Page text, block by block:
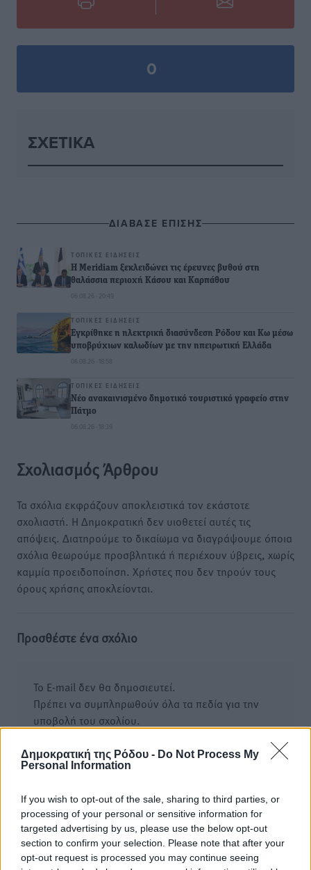
Δημοκρατική της Ρόδου - Do Not Process My
Personal Information
If you wish to opt-out of the sale, sharing to third parties, or
processing of your personal or sensitive information for
targeted advertising by us, please use the below opt-out
section to confirm your selection. Please note that after your
opt-out request is processed you may continue seeing
0
ΣΧΕΤΙΚΆ
ΔΙΑΒΑΣΕ ΕΠΙΣΗΣ
ΤΟΠΙΚΈΣ ΕΙΔΉΣΕΙΣ
Η Meridiam ξεκλειδώνει τις έρευνες βυθού στη
θαλάσσια περιοχή Κάσου και Καρπάθου
06.08.26 · 20:49
ΤΟΠΙΚΈΣ ΕΙΔΉΣΕΙΣ
Εγκρίθηκε η ηλεκτρική διασύνδεση Ρόδου και Κω μέσω
υποβρύχιων καλωδίων με την ηπειρωτική Ελλάδα
06.08.26 · 18:58
ΤΟΠΙΚΈΣ ΕΙΔΉΣΕΙΣ
Νέο ανακαινισμένο δημοτικό τουριστικό γραφείο στην
Πάτμο
06.08.26 · 18:39
Σχολιασμός Άρθρου
Τα σχόλια εκφράζουν αποκλειστικά τον εκάστοτε
σχολιαστή. Η Δημοκρατική δεν υιοθετεί αυτές τις
απόψεις. Διατηρούμε το δικαίωμα να διαγράψουμε όποια
σχόλια θεωρούμε προσβλητικά ή περιέχουν ύβρεις, χωρίς
καμμία προειδοποίηση. Χρήστες που δεν τηρούν τους
όρους χρήσης αποκλείονται.
Προσθέστε ένα σχόλιο
Το E-mail δεν θα δημοσιευτεί.
Πρέπει να συμπληρωθούν όλα τα πεδία για την
υποβολή του σχολίου.
Όνοματεπώνυμο Email
Φύλαξε τα στοιχεία μου για την επόμενη φορά.